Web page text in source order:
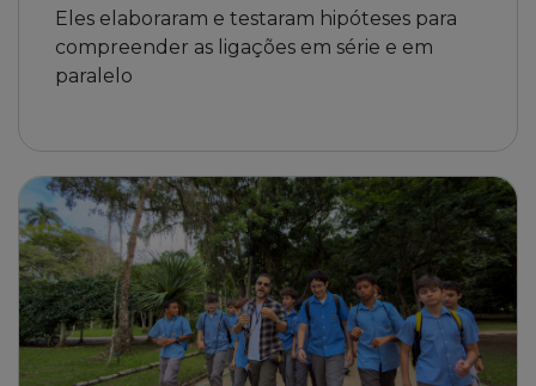
Eles elaboraram e testaram hipóteses para
compreender as ligações em série e em
paralelo